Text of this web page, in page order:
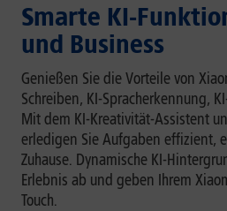
Smarte KI-
und Business
Genießen Sie die Vorteile von
Schreiben, KI-Spracherkennung,
Mit dem KI-Kreativität-Assistent
erledigen Sie Aufgaben effizient,
Zuhause. Dynamische KI-
Erlebnis ab und geben Ihrem
Touch.